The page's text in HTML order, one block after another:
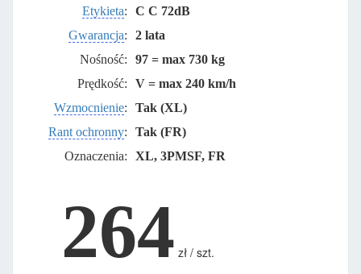
Etykieta:
C C 72dB
Gwarancja:
2 lata
Nośność:
97 = max 730 kg
Prędkość:
V = max 240 km/h
Wzmocnienie:
Tak (XL)
Rant ochronny:
Tak (FR)
Oznaczenia:
XL, 3PMSF, FR
264 zł / szt.